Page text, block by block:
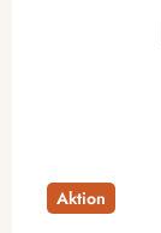
Aktion